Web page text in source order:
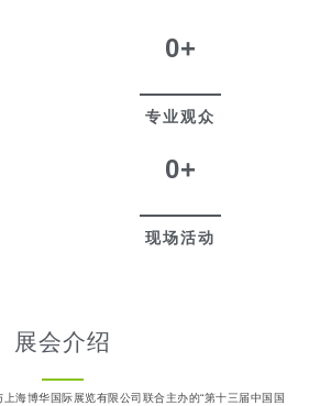
0+
专业观众
0+
现场活动
展会介绍
海博华国际展览有限公司联合主办的“第十三届中国国